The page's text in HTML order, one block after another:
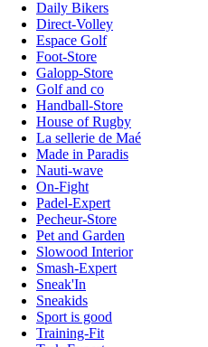
Daily Bikers
Direct-Volley
Espace Golf
Foot-Store
Galopp-Store
Golf and co
Handball-Store
House of Rugby
La sellerie de Maé
Made in Paradis
Nauti-wave
On-Fight
Padel-Expert
Pecheur-Store
Pet and Garden
Slowood Interior
Smash-Expert
Sneak'In
Sneakids
Sport is good
Training-Fit